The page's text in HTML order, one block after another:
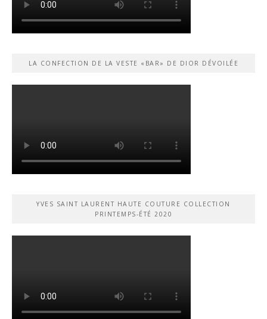
LA CONFECTION DE LA VESTE «BAR» DE DIOR DÉVOILÉE
YVES SAINT LAURENT HAUTE COUTURE COLLECTION
PRINTEMPS-ÉTÉ 2020